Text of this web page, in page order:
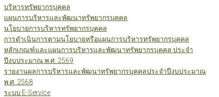
บริหารทรัพยากรบุคคล
แผนการบริหารและพัฒนาทรัพยากรบุคคล
นโยบายการบริหารทรัพยากรบุคคล
การดำเนินการตามนโยบายหรือแผนการบริหารทรัพยากรบุคคล
หลักเกณฑ์และแผนการบริหารและพัฒนาทรัพยากรบุคคล ประจำ
ปีงบประมาณ พ.ศ. 2569
รายงานผลการบริหารและพัฒนาทรัพยากรบุคคลประจำปีงบประมาณ
พ.ศ. 2568
ระบบ E-Service